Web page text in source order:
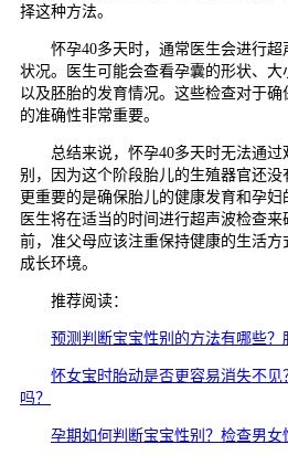
择这种方法。
怀孕40多天时，通常医生会进行超
状况。医生可能会查看孕囊的形状、
以及胚胎的发育情况。这些检查对于
的准确性非常重要。
总结来说，怀孕40多天时无法通过
别，因为这个阶段胎儿的生殖器官还没
更重要的是确保胎儿的健康发育和孕妇
医生将在适当的时间进行超声波检查
前，准父母应该注重保持健康的生活
成长环境。
推荐阅读：
预测判断宝宝性别的方法有哪些？
怀女宝时胎动是否更容易消失不见
吗？
孕期如何判断宝宝性别？检查男女